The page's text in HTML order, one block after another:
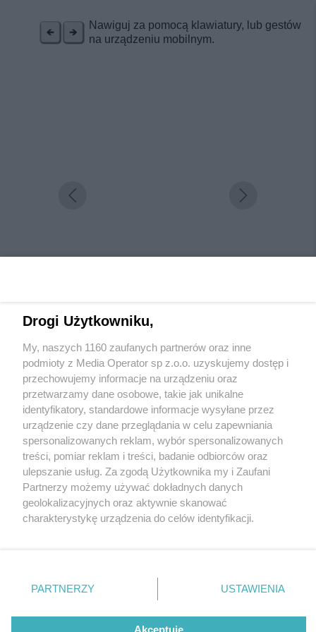
Nawiguj za pomocą klawiatury, lub gestów
na urządzeniu mobilnym.
2 / 1
Wydawca mediów lokalnych
Nie zapomnij
zapoznać się z:
polityką prywatności regulamin korzystania z portali
Twojemiasto
Piekary Śląskie
Chorzów
Tarnowskie Góry
Gliwice
Skontakuj sięz nami
Kontakt
Wydawca
Redakcja
Drogi Użytkowniku,
My, naszych 1160 zaufanych partnerów oraz inne
podmioty z Media Operator sp z.o.o. uzyskujemy dostęp i
przechowujemy informacje na urządzeniu oraz
przetwarzamy dane osobowe, takie jak unikalne
identyfikatory, standardowe informacje wysyłane przez
urządzenie czy dane przeglądania w celu zapewniania
spersonalizowanych reklam, wybór spersonalizowanych
treści, pomiar reklam i treści, badanie odbiorców oraz
ulepszanie usług. Za zgodą Użytkownika my i Zaufani
Partnerzy możemy używać dokładnych danych
geolokalizacyjnych oraz aktywnie skanować
charakterystykę urządzenia do celów identyfikacji.
zmienić/wycofać klikając przycisk ustawień prywatności
znajdujący się w lewym dolnym rogu strony
rodzaje przetwarzania danych nie wymagają zgody
użytkownika, ale masz prawo sprzeciwić się takiemu
PARTNERZY USTAWIENIA
Akceptuję